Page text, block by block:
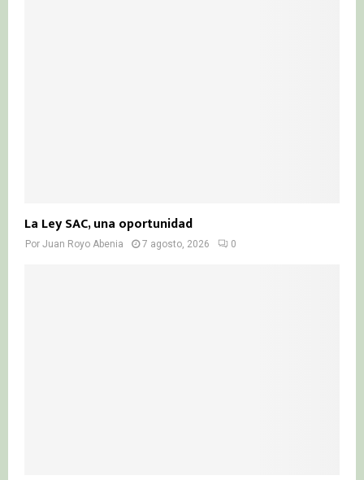
La Ley SAC, una oportunidad
Por Juan Royo Abenia 7 agosto, 2026 0